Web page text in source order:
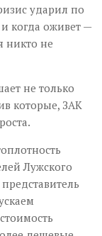
ударил по
когда оживет —
никто не
не только
которые, ЗАК
Лужского